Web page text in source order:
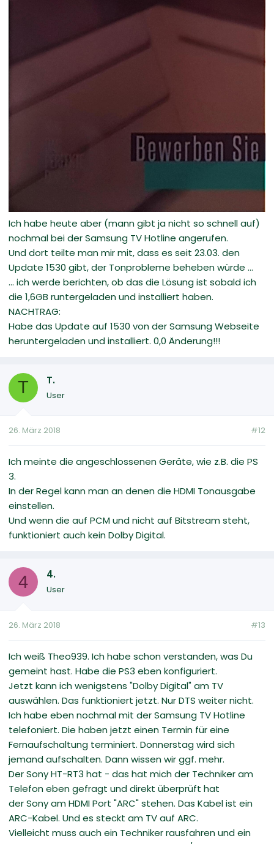
Ich habe heute aber (mann gibt ja nicht so schnell auf)
nochmal bei der Samsung TV Hotline angerufen.
Und dort teilte man mir mit, dass es seit 23.03. den
Update 1530 gibt, der Tonprobleme beheben würde ...
... ich werde berichten, ob das die Lösung ist sobald ich
die 1,6GB runtergeladen und installiert haben.
NACHTRAG:
Habe das Update auf 1530 von der Samsung Webseite
heruntergeladen und installiert. 0,0 Änderung!!!
T T.
User
26. März 2018 #12
Ich meinte die angeschlossenen Geräte, wie z.B. die PS
3.
In der Regel kann man an denen die HDMI Tonausgabe
einstellen.
Und wenn die auf PCM und nicht auf Bitstream steht,
funktioniert auch kein Dolby Digital.
4 4.
User
26. März 2018 #13
Ich weiß Theo939. Ich habe schon verstanden, was Du
gemeint hast. Habe die PS3 eben konfiguriert.
Jetzt kann ich wenigstens "Dolby Digital" am TV
auswählen. Das funktioniert jetzt. Nur DTS weiter nicht.
Ich habe eben nochmal mit der Samsung TV Hotline
telefoniert. Die haben jetzt einen Termin für eine
Fernaufschaltung terminiert. Donnerstag wird sich
jemand aufschalten. Dann wissen wir ggf. mehr.
Der Sony HT-RT3 hat - das hat mich der Techniker am
Telefon eben gefragt und direkt überprüft hat
der Sony am HDMI Port "ARC" stehen. Das Kabel ist ein
ARC-Kabel. Und es steckt am TV auf ARC.
Vielleicht muss auch ein Techniker rausfahren und ein